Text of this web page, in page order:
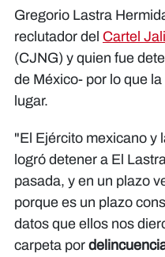
Gregorio Lastra
reclutador del Cartel
(CJNG) y quien fue
de México- por lo que
lugar.
"El Ejército mexicano y
logró detener a El
pasada, y en un plazo
porque es un plazo
datos que ellos nos
carpeta por